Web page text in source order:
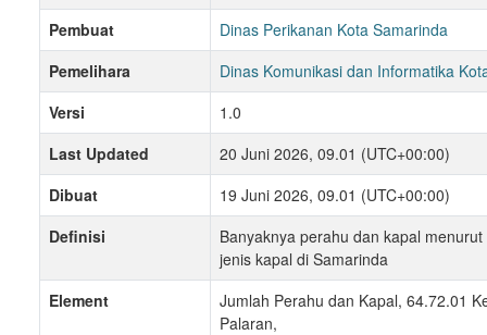
Pembuat
Dinas Perikanan Kota Samarinda
Pemelihara
Dinas Komunikasi dan Informatika
Versi
1.0
Last Updated
20 Juni 2026, 09.01 (UTC+00:00)
Dibuat
19 Juni 2026, 09.01 (UTC+00:00)
Definisi
Banyaknya perahu dan kapal
jenis kapal di Samarinda
Element
Jumlah Perahu dan Kapal, 64.72.01
Palaran,